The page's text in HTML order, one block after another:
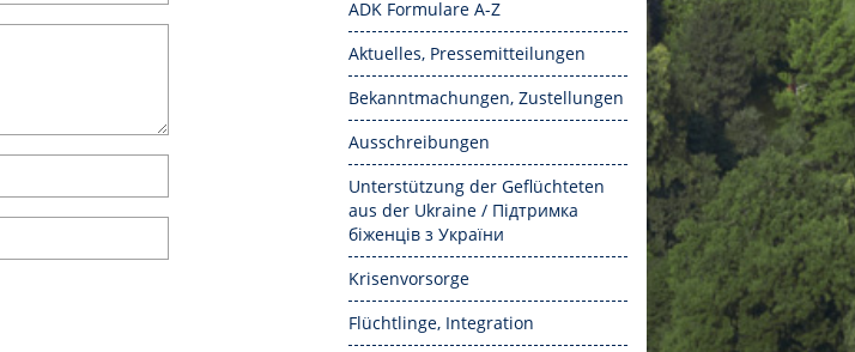
ADK Formulare A-Z
Aktuelles, Pressemitteilungen
Bekanntmachungen, Zustellungen
Ausschreibungen
Unterstützung der Geflüchteten
aus der Ukraine / Підтримка
біженців з України
Krisenvorsorge
Flüchtlinge, Integration